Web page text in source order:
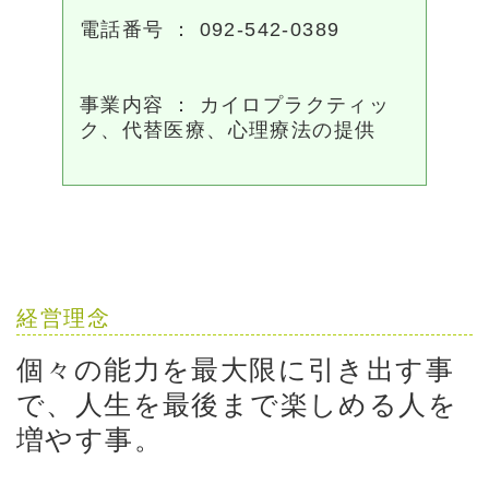
電話番号 ： 092-542-0389
事業内容 ： カイロプラクティッ
ク、代替医療、心理療法の提供
経営理念
個々の能力を最大限に引き出す事
で、人生を最後まで楽しめる人を
増やす事。